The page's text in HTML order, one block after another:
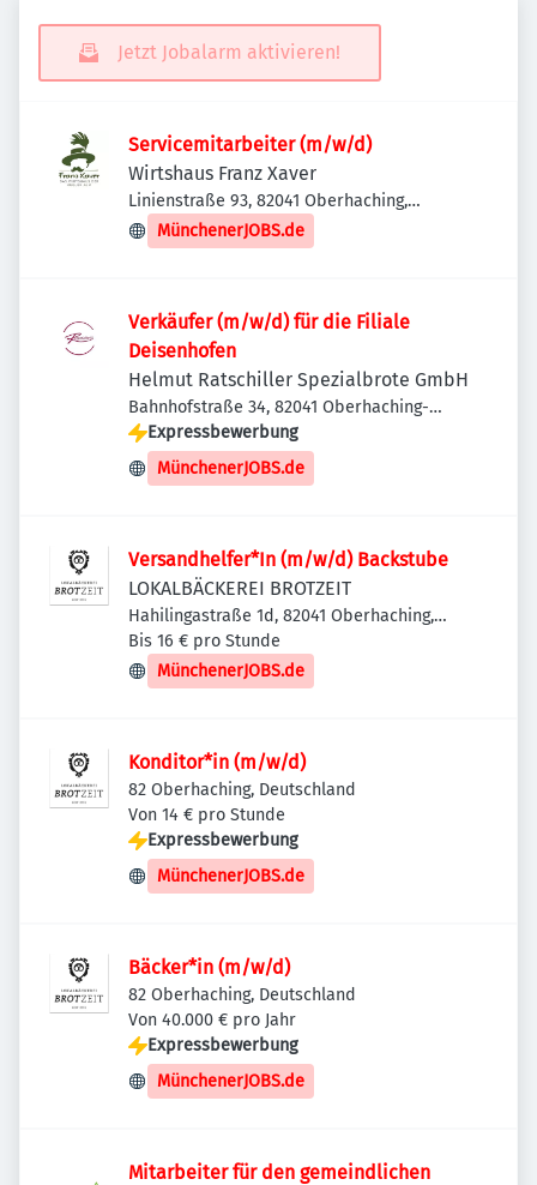
Jetzt Jobalarm aktivieren!
Servicemitarbeiter (m/w/d)
Wirtshaus Franz Xaver
Linienstraße 93, 82041 Oberhaching,
Deutschland
MünchenerJOBS.de
Verkäufer (m/w/d) für die Filiale
Deisenhofen
Helmut Ratschiller Spezialbrote GmbH
Bahnhofstraße 34, 82041 Oberhaching-
Deisenhofen, Deutschland
Expressbewerbung
MünchenerJOBS.de
Versandhelfer*In (m/w/d) Backstube
LOKALBÄCKEREI BROTZEIT
Hahilingastraße 1d, 82041 Oberhaching,
Deutschland
Bis 16 € pro Stunde
MünchenerJOBS.de
Konditor*in (m/w/d)
82 Oberhaching, Deutschland
Von 14 € pro Stunde
Expressbewerbung
MünchenerJOBS.de
Bäcker*in (m/w/d)
82 Oberhaching, Deutschland
Von 40.000 € pro Jahr
Expressbewerbung
MünchenerJOBS.de
Mitarbeiter für den gemeindlichen